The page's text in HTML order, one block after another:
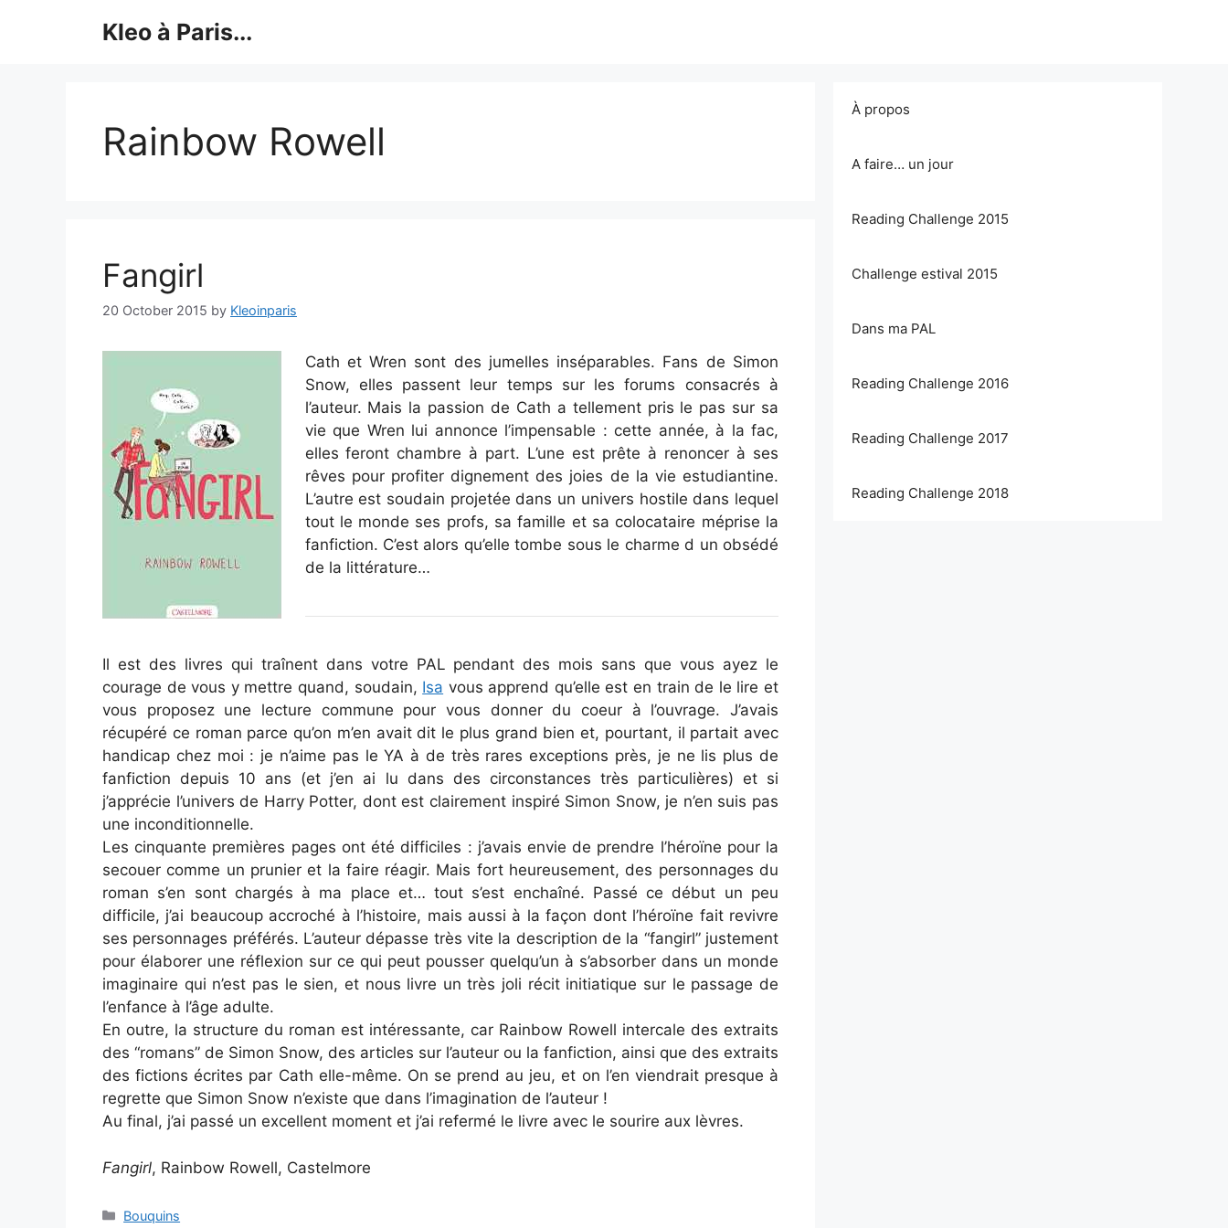
Kleo à Paris...
Rainbow Rowell
Fangirl
20 October 2015 by Kleoinparis
Cath et Wren sont des jumelles inséparables. Fans de Simon
Snow, elles passent leur temps sur les forums consacrés à
l’auteur. Mais la passion de Cath a tellement pris le pas sur sa
vie que Wren lui annonce l’impensable : cette année, à la fac,
elles feront chambre à part. L’une est prête à renoncer à ses
rêves pour profiter dignement des joies de la vie estudiantine.
L’autre est soudain projetée dans un univers hostile dans lequel
tout le monde ses profs, sa famille et sa colocataire méprise la
fanfiction. C’est alors qu’elle tombe sous le charme d un obsédé
de la littérature…
Il est des livres qui traînent dans votre PAL pendant des mois sans que vous ayez le
courage de vous y mettre quand, soudain, Isa vous apprend qu’elle est en train de le lire et
vous proposez une lecture commune pour vous donner du coeur à l’ouvrage. J’avais
récupéré ce roman parce qu’on m’en avait dit le plus grand bien et, pourtant, il partait avec
handicap chez moi : je n’aime pas le YA à de très rares exceptions près, je ne lis plus de
fanfiction depuis 10 ans (et j’en ai lu dans des circonstances très particulières) et si
j’apprécie l’univers de Harry Potter, dont est clairement inspiré Simon Snow, je n’en suis pas
une inconditionnelle.
Les cinquante premières pages ont été difficiles : j’avais envie de prendre l’héroïne pour la
secouer comme un prunier et la faire réagir. Mais fort heureusement, des personnages du
roman s’en sont chargés à ma place et… tout s’est enchaîné. Passé ce début un peu
difficile, j’ai beaucoup accroché à l’histoire, mais aussi à la façon dont l’héroïne fait revivre
ses personnages préférés. L’auteur dépasse très vite la description de la “fangirl” justement
pour élaborer une réflexion sur ce qui peut pousser quelqu’un à s’absorber dans un monde
imaginaire qui n’est pas le sien, et nous livre un très joli récit initiatique sur le passage de
l’enfance à l’âge adulte.
En outre, la structure du roman est intéressante, car Rainbow Rowell intercale des extraits
des “romans” de Simon Snow, des articles sur l’auteur ou la fanfiction, ainsi que des extraits
des fictions écrites par Cath elle-même. On se prend au jeu, et on l’en viendrait presque à
regrette que Simon Snow n’existe que dans l’imagination de l’auteur !
Au final, j’ai passé un excellent moment et j’ai refermé le livre avec le sourire aux lèvres.
Fangirl, Rainbow Rowell, Castelmore
Categories
Bouquins
À propos
A faire… un jour
Reading Challenge 2015
Challenge estival 2015
Dans ma PAL
Reading Challenge 2016
Reading Challenge 2017
Reading Challenge 2018